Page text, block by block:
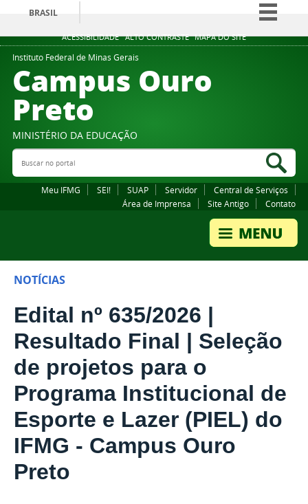
ACESSIBILIDADE ALTO CONTRASTE MAPA DO SITE
BRASIL
Simplifique!
Participe
Instituto Federal de Minas Gerais
Campus Ouro
Preto
MINISTÉRIO DA EDUCAÇÃO
Buscar no portal
Meu IFMG SEI! SUAP Servidor
Central de Serviços
Área de Imprensa
Site Antigo Contato
NOTÍCIAS
Edital nº 635/2026 |
Resultado Final | Seleção
de projetos para o
Programa Institucional de
Esporte e Lazer (PIEL) do
IFMG - Campus Ouro
Preto